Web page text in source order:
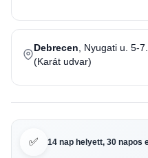
Debrecen , Nyugati u. 5-7.
(Karát udvar)
✅ 14 nap helyett, 30 napos